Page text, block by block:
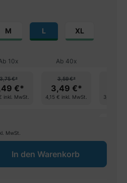
M L XL
10x
€*
inkl. MwSt.
€*
Ab 40x
3,49 €*
4,15 € inkl. MwSt.
3,59 €*
3,92 €
MwSt.
Gib den
In den Warenkorb